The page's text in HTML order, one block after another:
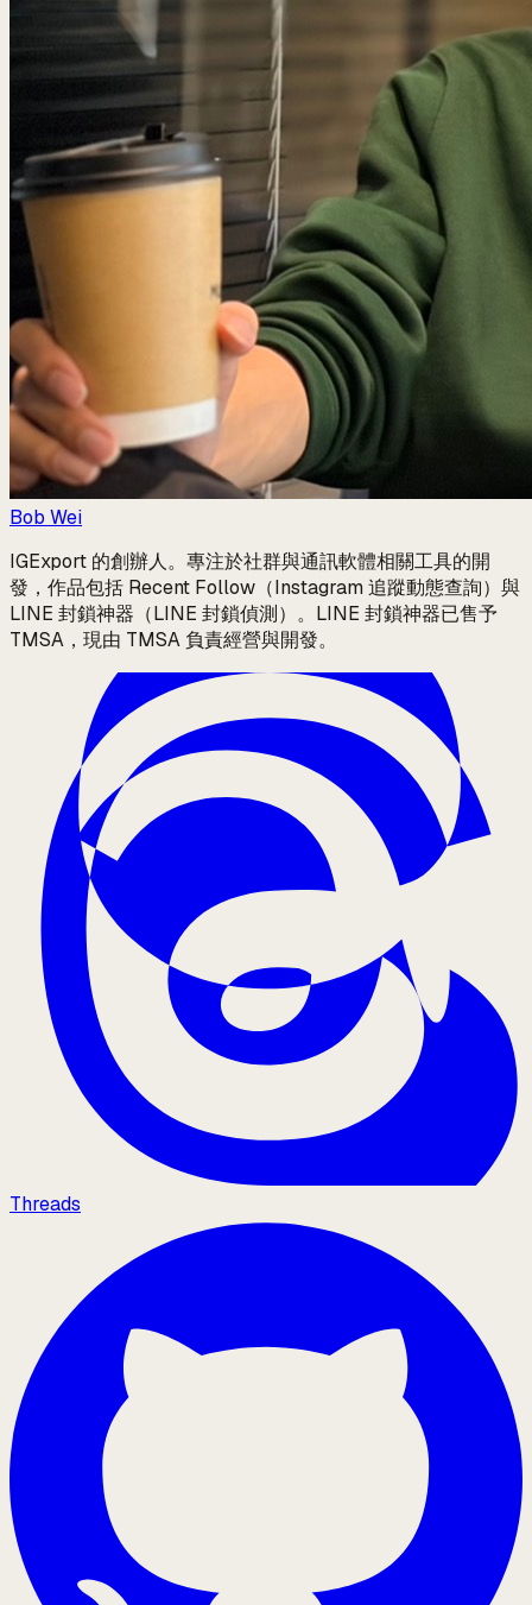
Bob Wei
IGExport 的創辦人。專注於社群與通訊軟體相關工具的開
發，作品包括 Recent Follow（Instagram 追蹤動態查詢）與
LINE 封鎖神器（LINE 封鎖偵測）。LINE 封鎖神器已售予
TMSA，現由 TMSA 負責經營與開發。
Threads